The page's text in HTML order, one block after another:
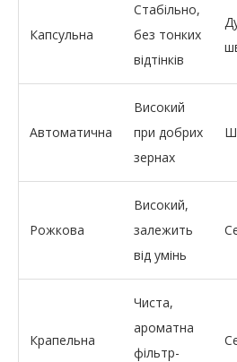
Капсульна
Стабільно,
без тонких
відтінків
Автоматична
Високий
при добрих
зернах
Рожкова
Високий,
залежить
від умінь
Крапельна
Чиста,
ароматна
фільтр-